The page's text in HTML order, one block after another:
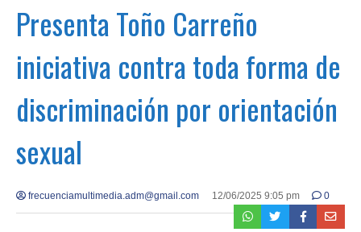
Presenta Toño Carreño
iniciativa contra toda forma de
discriminación por orientación
sexual
frecuenciamultimedia.adm@gmail.com 12/06/2025 9:05 pm 0